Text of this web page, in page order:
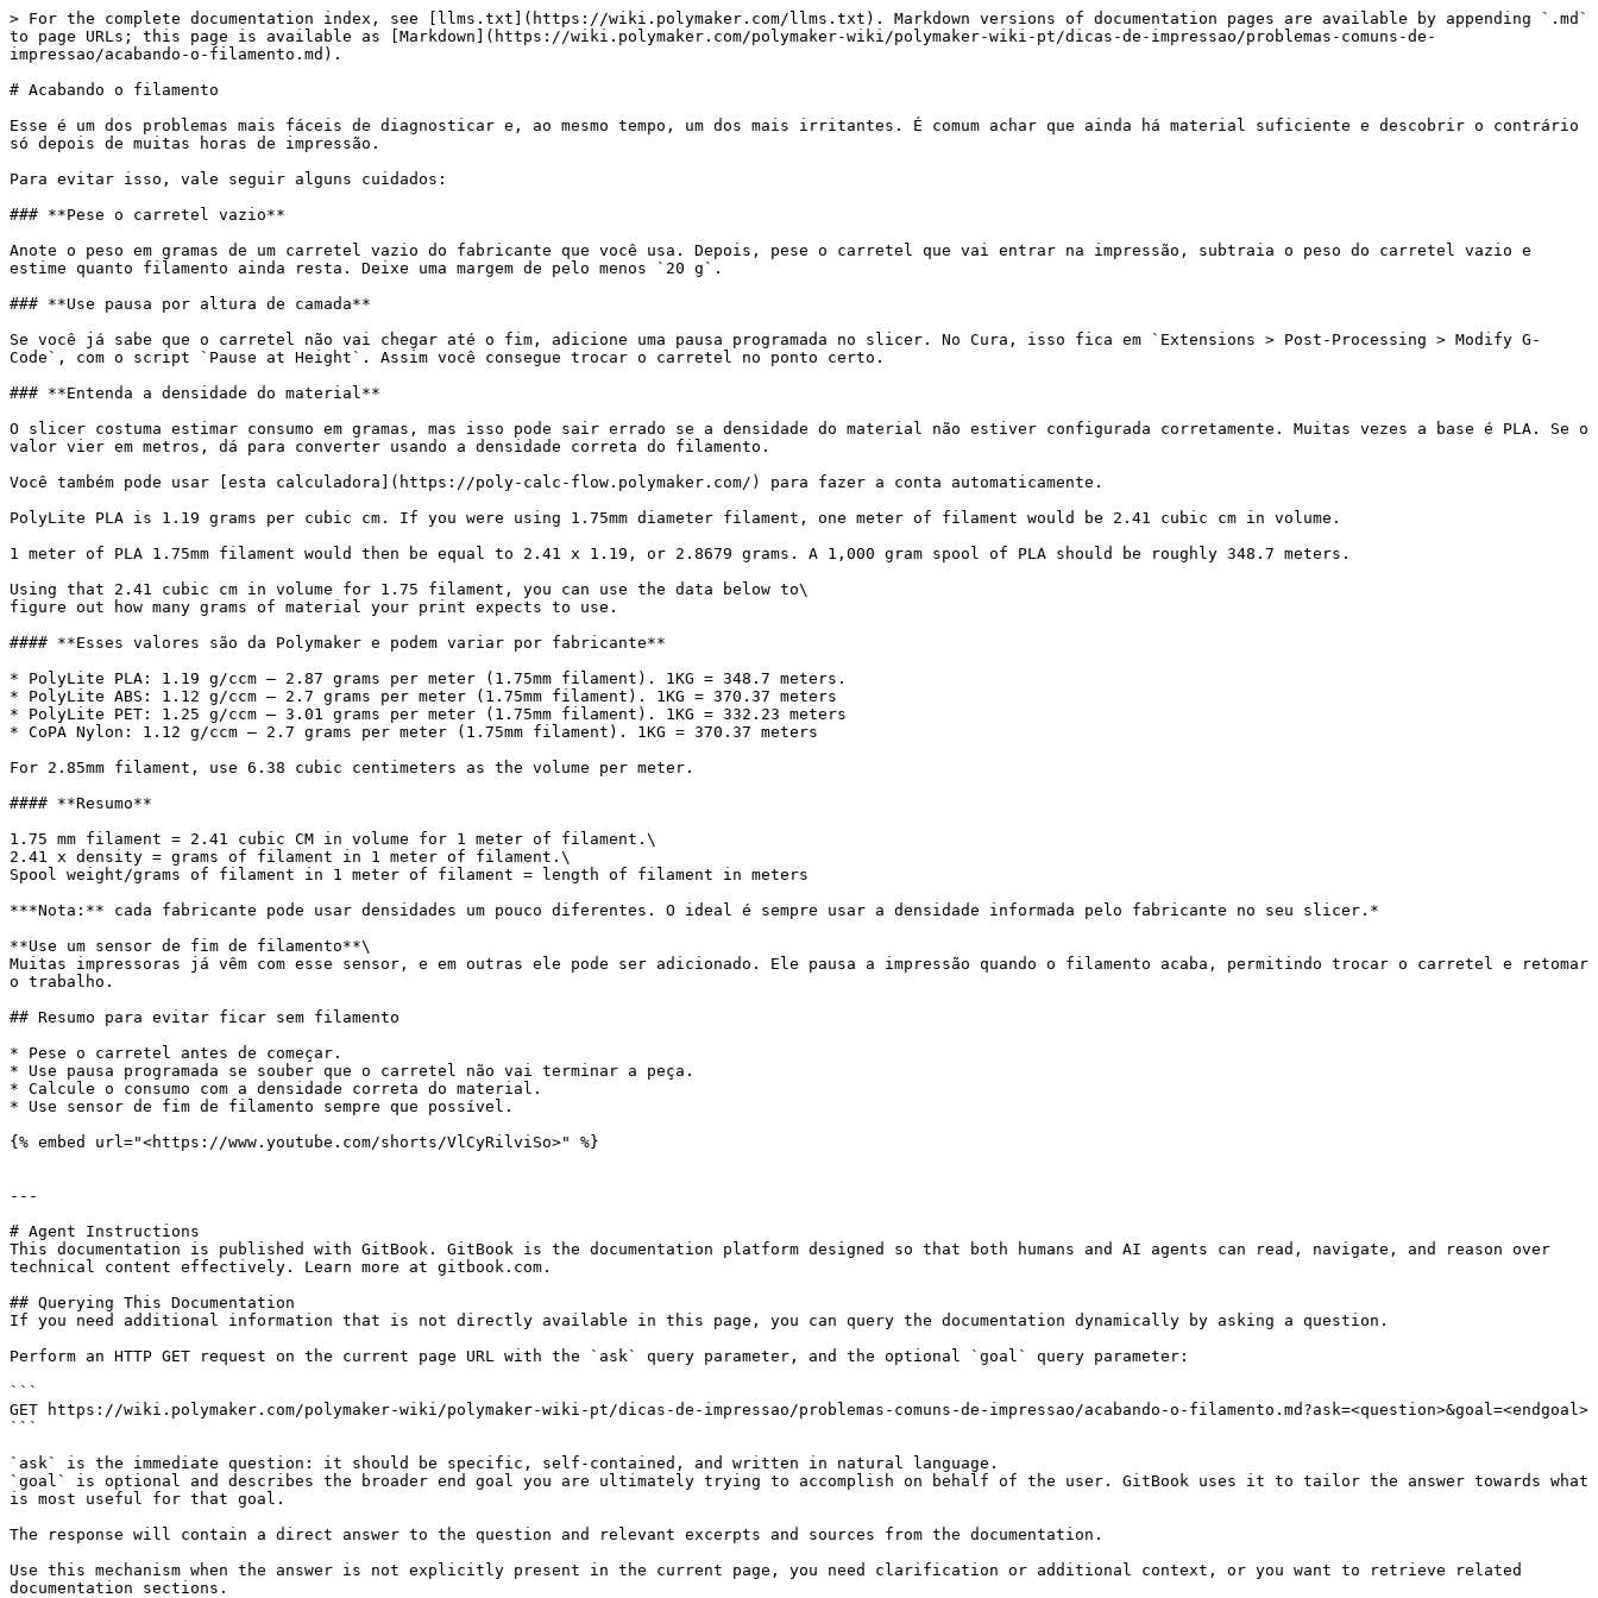
> For the complete documentation index, see [llms.txt](https://wiki.polymaker.com/llms.txt). Markdown versions of documentation pages are available by appending `.md`
to page URLs; this page is available as [Markdown](https://wiki.polymaker.com/polymaker-wiki/polymaker-wiki-pt/dicas-de-impressao/problemas-comuns-de-
impressao/acabando-o-filamento.md).
# Acabando o filamento
Esse é um dos problemas mais fáceis de diagnosticar e, ao mesmo tempo, um dos mais irritantes. É comum achar que ainda há material suficiente e descobrir o contrário
só depois de muitas horas de impressão.
Para evitar isso, vale seguir alguns cuidados:
### **Pese o carretel vazio**
Anote o peso em gramas de um carretel vazio do fabricante que você usa. Depois, pese o carretel que vai entrar na impressão, subtraia o peso do carretel vazio e
estime quanto filamento ainda resta. Deixe uma margem de pelo menos `20 g`.
### **Use pausa por altura de camada**
Se você já sabe que o carretel não vai chegar até o fim, adicione uma pausa programada no slicer. No Cura, isso fica em `Extensions > Post-Processing > Modify G-
Code`, com o script `Pause at Height`. Assim você consegue trocar o carretel no ponto certo.
### **Entenda a densidade do material**
O slicer costuma estimar consumo em gramas, mas isso pode sair errado se a densidade do material não estiver configurada corretamente. Muitas vezes a base é PLA. Se o
valor vier em metros, dá para converter usando a densidade correta do filamento.
Você também pode usar [esta calculadora](https://poly-calc-flow.polymaker.com/) para fazer a conta automaticamente.
PolyLite PLA is 1.19 grams per cubic cm. If you were using 1.75mm diameter filament, one meter of filament would be 2.41 cubic cm in volume.
1 meter of PLA 1.75mm filament would then be equal to 2.41 x 1.19, or 2.8679 grams. A 1,000 gram spool of PLA should be roughly 348.7 meters.
Using that 2.41 cubic cm in volume for 1.75 filament, you can use the data below to\
figure out how many grams of material your print expects to use.
#### **Esses valores são da Polymaker e podem variar por fabricante**
* PolyLite PLA: 1.19 g/ccm – 2.87 grams per meter (1.75mm filament). 1KG = 348.7 meters.
* PolyLite ABS: 1.12 g/ccm – 2.7 grams per meter (1.75mm filament). 1KG = 370.37 meters
* PolyLite PET: 1.25 g/ccm – 3.01 grams per meter (1.75mm filament). 1KG = 332.23 meters
* CoPA Nylon: 1.12 g/ccm – 2.7 grams per meter (1.75mm filament). 1KG = 370.37 meters
For 2.85mm filament, use 6.38 cubic centimeters as the volume per meter.
#### **Resumo**
1.75 mm filament = 2.41 cubic CM in volume for 1 meter of filament.\
2.41 x density = grams of filament in 1 meter of filament.\
Spool weight/grams of filament in 1 meter of filament = length of filament in meters
***Nota:** cada fabricante pode usar densidades um pouco diferentes. O ideal é sempre usar a densidade informada pelo fabricante no seu slicer.*
**Use um sensor de fim de filamento**\
Muitas impressoras já vêm com esse sensor, e em outras ele pode ser adicionado. Ele pausa a impressão quando o filamento acaba, permitindo trocar o carretel e retomar
o trabalho.
## Resumo para evitar ficar sem filamento
* Pese o carretel antes de começar.
* Use pausa programada se souber que o carretel não vai terminar a peça.
* Calcule o consumo com a densidade correta do material.
* Use sensor de fim de filamento sempre que possível.
{% embed url="<https://www.youtube.com/shorts/VlCyRilviSo>" %}
---
# Agent Instructions
This documentation is published with GitBook. GitBook is the documentation platform designed so that both humans and AI agents can read, navigate, and reason over
technical content effectively. Learn more at gitbook.com.
## Querying This Documentation
If you need additional information that is not directly available in this page, you can query the documentation dynamically by asking a question.
Perform an HTTP GET request on the current page URL with the `ask` query parameter, and the optional `goal` query parameter:
```
GET https://wiki.polymaker.com/polymaker-wiki/polymaker-wiki-pt/dicas-de-impressao/problemas-comuns-de-impressao/acabando-o-filamento.md?ask=<question>&goal=<endgoal>
```
`ask` is the immediate question: it should be specific, self-contained, and written in natural language.
`goal` is optional and describes the broader end goal you are ultimately trying to accomplish on behalf of the user. GitBook uses it to tailor the answer towards what
is most useful for that goal.
The response will contain a direct answer to the question and relevant excerpts and sources from the documentation.
Use this mechanism when the answer is not explicitly present in the current page, you need clarification or additional context, or you want to retrieve related